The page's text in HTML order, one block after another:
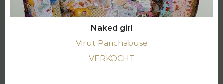
Naked girl
Virut Panchabuse
VERKOCHT